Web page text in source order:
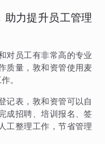
助力提升员工管理
对员工有非常高的专业
质量，敦和资管使用麦
。
记表，敦和资管可以自
成招聘、培训报名、签
工整理工作，节省管理